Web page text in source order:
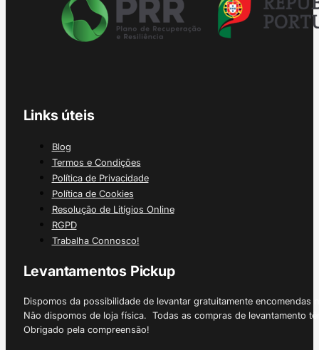
Links úteis
Blog
Termos e Condições
Política de Privacidade
Política de Cookies
Resolução de Litígios Online
RGPD
Trabalha Connosco!
Levantamentos Pickup
Dispomos da possibilidade de levantar gratuitamente
Não dispomos de loja física. Todas as compras de levantamento
Obrigado pela compreensão!